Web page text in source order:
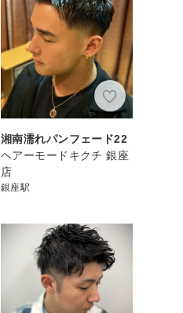
湘南濡れパンフェード22
ヘアーモードキクチ 銀座
店
銀座駅